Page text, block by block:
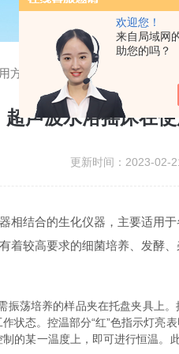
欢迎您！
来自局域网
助您的吗？
方面有什么步骤？
超声波水浴摇床在
更新时间：2023-
相结合的生化仪器，主要适用
着较高要求的细菌培养、发酵
培养的样品夹在托盘夹具上。
状态。控温部分“红”色指示灯亮
的某一温度上，即可进行恒温